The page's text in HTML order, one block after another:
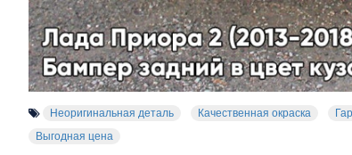
Неоригинальная деталь Качественная окраска
Выгодная цена